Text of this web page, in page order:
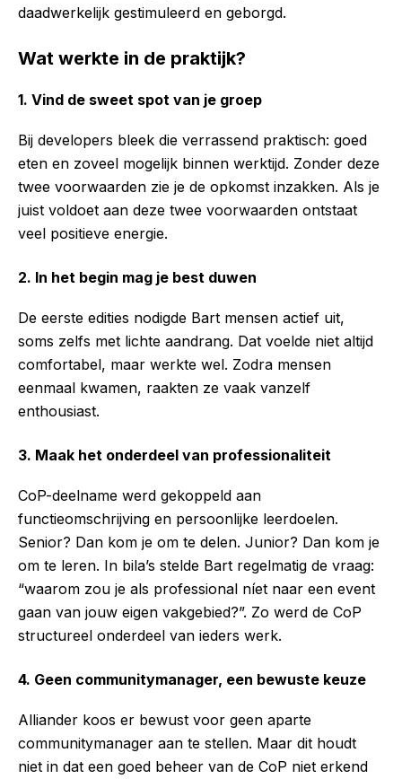
daadwerkelijk gestimuleerd en geborgd.
Wat werkte in de praktijk?
1. Vind de sweet spot van je groep
Bij developers bleek die verrassend praktisch: goed
eten en zoveel mogelijk binnen werktijd. Zonder deze
twee voorwaarden zie je de opkomst inzakken. Als je
juist voldoet aan deze twee voorwaarden ontstaat
veel positieve energie.
2. In het begin mag je best duwen
De eerste edities nodigde Bart mensen actief uit,
soms zelfs met lichte aandrang. Dat voelde niet altijd
comfortabel, maar werkte wel. Zodra mensen
eenmaal kwamen, raakten ze vaak vanzelf
enthousiast.
3. Maak het onderdeel van professionaliteit
CoP-deelname werd gekoppeld aan
functieomschrijving en persoonlijke leerdoelen.
Senior? Dan kom je om te delen. Junior? Dan kom je
om te leren. In bila’s stelde Bart regelmatig de vraag:
“waarom zou je als professional níet naar een event
gaan van jouw eigen vakgebied?”. Zo werd de CoP
structureel onderdeel van ieders werk.
4. Geen communitymanager, een bewuste keuze
Alliander koos er bewust voor geen aparte
communitymanager aan te stellen. Maar dit houdt
niet in dat een goed beheer van de CoP niet erkend